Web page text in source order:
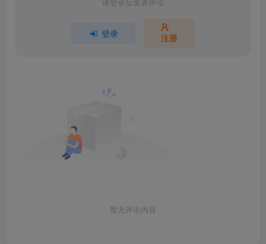
登录 注册
暂无评论内容